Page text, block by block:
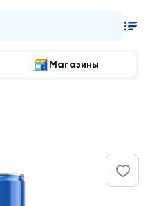
Магазины